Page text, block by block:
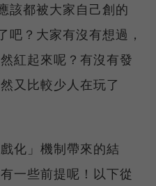
該都被大家自己創的
？大家有沒有想過，
紅起來呢？有沒有發
又比較少人在玩了
化」機制帶來的結
一些前提呢！以下從